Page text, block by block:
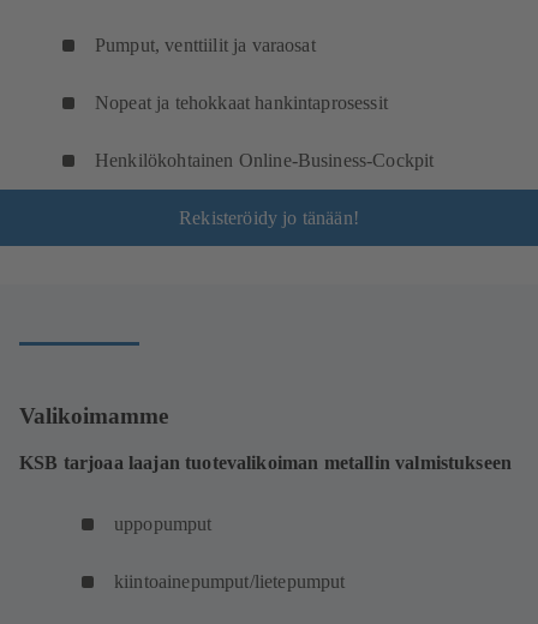
Pumput, venttiilit ja varaosat
Nopeat ja tehokkaat hankintaprosessit
Henkilökohtainen Online-Business-Cockpit
Rekisteröidy jo tänään!
Valikoimamme
KSB tarjoaa laajan tuotevalikoiman metallin valmistukseen
uppopumput
kiintoainepumput/lietepumput